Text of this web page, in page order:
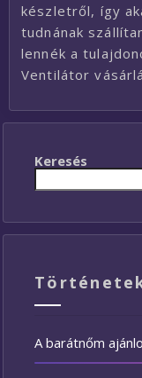
készletről, így
tudnának
lennék a
Ventilátor
Keresés
A barátnőm